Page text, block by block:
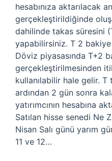
hesabınıza aktarılacak
gerçekleştirildiğinde
dahilinde takas süresini
yapabilirsiniz. T 2
Döviz piyasasında T+2
gerçekleştirilmesinden
kullanılabilir hale gelir. T
ardından 2 gün sonra
yatırımcının hesabına
Satılan hisse senedi Ne
Nisan Salı günü yarım
11 ve 12…